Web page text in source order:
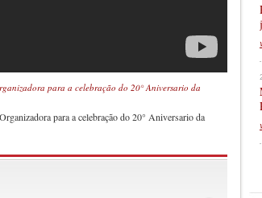
para a celebração do 20° Aniversario da
para a celebração do 20° Aniversario da